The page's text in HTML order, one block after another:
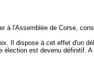
à l'Assemblée de Corse,
Il dispose à cet effet d'un
est devenu définitif.